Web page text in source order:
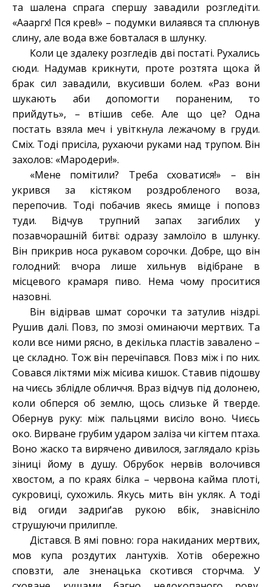
та шалена спрага спершу завадили розгледіти.
«Аааргх! Пся крев!» – подумки вилаявся та сплюнув
слину, але вода вже бовталася в шлунку.
Коли це здалеку розгледів дві постаті. Рухались
сюди. Надумав крикнути, проте розтята щока й
брак сил завадили, вкусивши болем. «Раз вони
шукають аби допомогти пораненим, то
прийдуть», – втішив себе. Але що це? Одна
постать взяла меч і увіткнула лежачому в груди.
Сміх. Тоді присіла, рухаючи руками над трупом. Він
захолов: «Мародери!».
«Мене помітили? Треба сховатися!» – він
укрився за кістяком роздробленого воза,
перепочив. Тоді побачив якесь ямище і поповз
туди. Відчув трупний запах загиблих у
позавчорашній битві: одразу замлоїло в шлунку.
Він прикрив носа рукавом сорочки. Добре, що він
голодний: вчора лише хильнув відібране в
місцевого крамаря пиво. Нема чому проситися
назовні.
Він відірвав шмат сорочки та затулив ніздрі.
Рушив далі. Повз, по змозі оминаючи мертвих. Та
коли все ними рясно, в декілька пластів завалено –
це складно. Тож він перечіпався. Повз між і по них.
Совався ліктями між місива кишок. Ставив підошву
на чиєсь зблідле обличчя. Враз відчув під долонею,
коли обперся об землю, щось слизьке й тверде.
Обернув руку: між пальцями висіло воно. Чиєсь
око. Вирване грубим ударом заліза чи кігтем птаха.
Воно жаско та вирячено дивилося, заглядало крізь
зіниці йому в душу. Обрубок нервів волочився
хвостом, а по краях білка – червона кайма плоті,
сукровиці, сухожиль. Якусь мить він укляк. А тоді
від огиди задриґав рукою вбік, знавісніло
струшуючи прилипле.
Дістався. В ямі повно: гора накиданих мертвих,
мов купа роздутих лантухів. Хотів обережно
сповзти, але зненацька скотився сторчма. У